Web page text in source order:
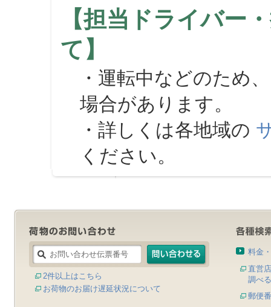
【担当ドライバー
て】
・運転中などのため
場合があります。
・詳しくは各地域の
ください。
2件以上はこちら
お荷物のお届け遅延状況について
料金
直営
調べる
郵便